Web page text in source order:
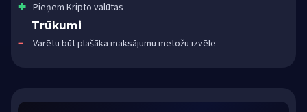
Pieņem Kripto valūtas
Trūkumi
Varētu būt plašāka maksājumu metožu izvēle